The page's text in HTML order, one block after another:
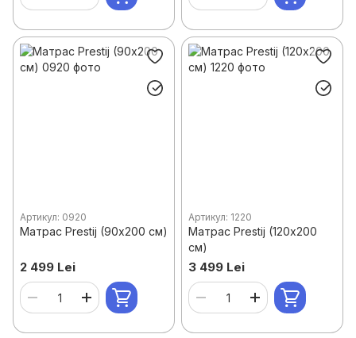
Артикул: 0920
Матрас Prestij (90х200 см)
2 499 Lei
Артикул: 1220
Матрас Prestij (120х200
см)
3 499 Lei